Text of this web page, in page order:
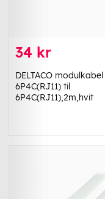
34 kr
DELTACO modulkabel
6P4C(RJ11) til
6P4C(RJ11),2m,hvit